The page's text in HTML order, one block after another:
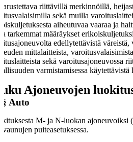
riittävillä merkinnöillä,
sekä muilla
aiheutuvaa vaaraa ja
tarkemmat määräykset
edellytettävistä
mittalaitteista,
sekä varoitusajoneuvossa
varmistamisessa käytettävistä
Ajoneuvojen
Auto
M- ja N-luokan ajoneuvoiksi (
puiteasetuksessa.